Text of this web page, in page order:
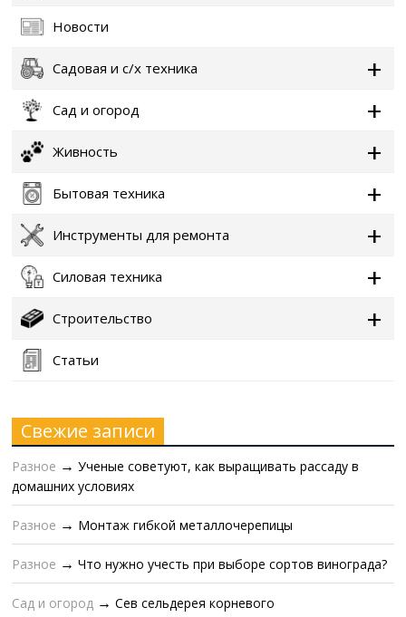
Новости
Садовая и с/х техника
Сад и огород
Живность
Бытовая техника
Инструменты для ремонта
Силовая техника
Строительство
Статьи
Свежие записи
Разное → Ученые советуют, как выращивать рассаду в
домашних условиях
Разное → Монтаж гибкой металлочерепицы
Разное → Что нужно учесть при выборе сортов винограда?
Сад и огород → Сев сельдерея корневого